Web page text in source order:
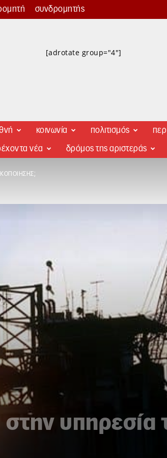
συνδρομητής
[adrotate group="4"]
κοινωνία πολιτισμός
νέα δρόμος της αριστεράς
στην υπηρεσία